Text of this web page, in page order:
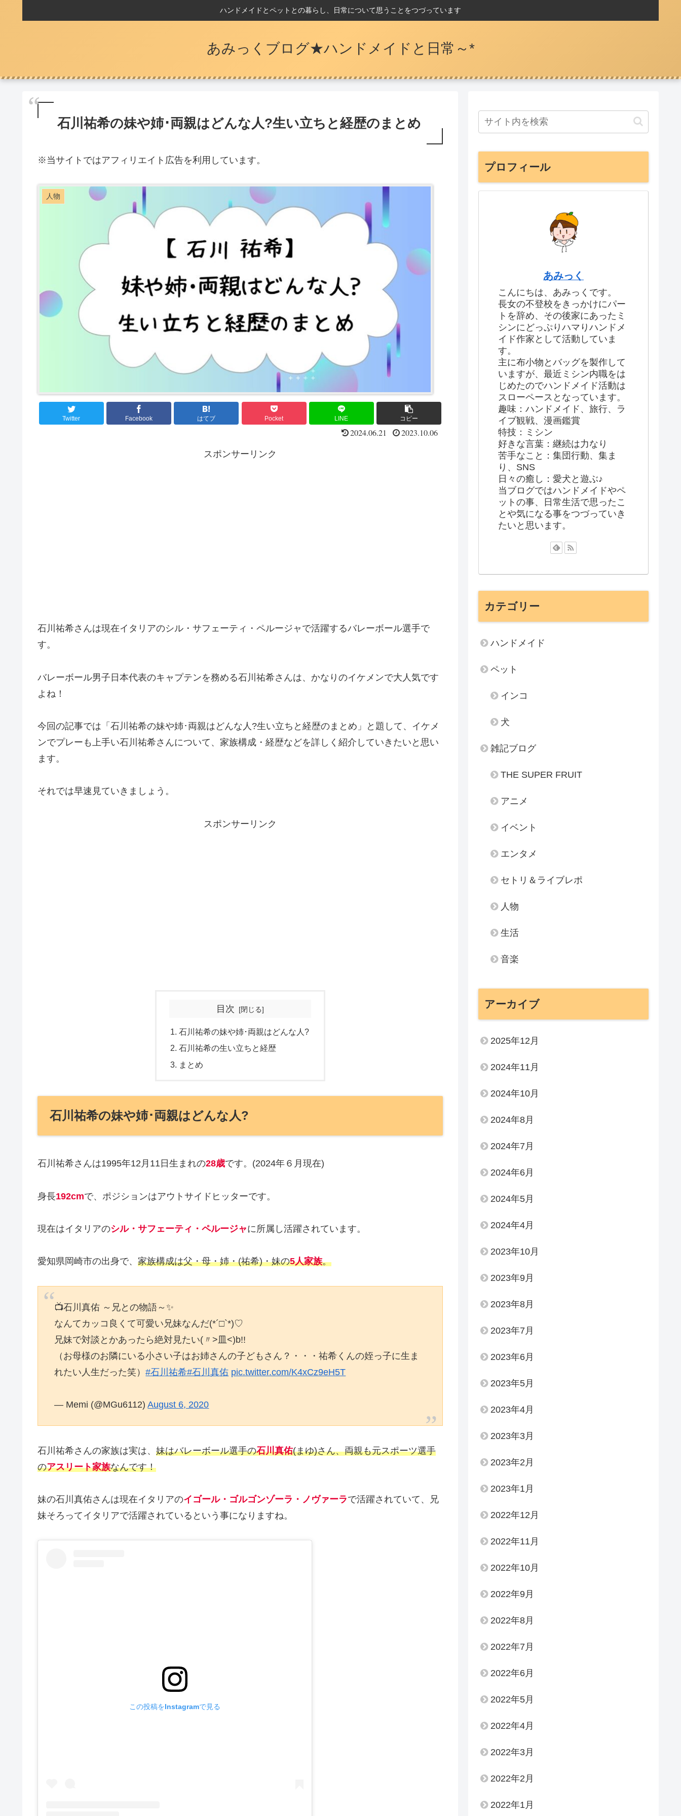
ハンドメイドとペットとの暮らし、日常について思うことをつづっています
あみっくブログ★ハンドメイドと日常～*
石川祐希の妹や姉･両親はどんな人?生い立ちと経歴のまとめ
※当サイトではアフィリエイト広告を利用しています。
人物
Twitter Facebook はてブ Pocket LINE コピー
2024.06.21 2023.10.06
スポンサーリンク
石川祐希さんは現在イタリアのシル・サフェーティ・ペルージャで活躍するバレーボール選手で
す。
バレーボール男子日本代表のキャプテンを務める石川祐希さんは、かなりのイケメンで大人気です
よね！
今回の記事では「石川祐希の妹や姉･両親はどんな人?生い立ちと経歴のまとめ」と題して、イケメ
ンでプレーも上手い石川祐希さんについて、家族構成・経歴などを詳しく紹介していきたいと思い
ます。
それでは早速見ていきましょう。
スポンサーリンク
目次
石川祐希の妹や姉･両親はどんな人?
石川祐希の生い立ちと経歴
まとめ
石川祐希の妹や姉･両親はどんな人?
石川祐希さんは1995年12月11日生まれの28歳です。(2024年６月現在)
身長192cmで、ポジションはアウトサイドヒッターです。
現在はイタリアのシル・サフェーティ・ペルージャに所属し活躍されています。
愛知県岡崎市の出身で、 家族構成は父・母・姉・(祐希)・妹の5人家族。
📺石川真佑 ～兄との物語～✨
なんてカッコ良くて可愛い兄妹なんだ(*´□`*)♡
兄妹で対談とかあったら絶対見たい(〃>皿<)b!!
（お母様のお隣にいる小さい子はお姉さんの子どもさん？・・・祐希くんの姪っ子に生ま
れたい人生だった笑）#石川祐希#石川真佑 pic.twitter.com/K4xCz9eH5T
— Memi (@MGu6112)August 6, 2020
石川祐希さんの家族は実は、 妹はバレーボール選手の石川真佑(まゆ)さん、両親も元スポーツ選手
のアスリート家族なんです！
妹の石川真佑さんは現在イタリアのイゴール・ゴルゴンゾーラ・ノヴァーラで活躍されていて、兄
妹そろってイタリアで活躍されているという事になりますね。
この投稿をInstagramで見る
プロフィール
あみっく
こんにちは、あみっくです。
長女の不登校をきっかけにパー
トを辞め、その後家にあったミ
シンにどっぷりハマりハンドメ
イド作家として活動していま
す。
主に布小物とバッグを製作して
いますが、最近ミシン内職をは
じめたのでハンドメイド活動は
スローペースとなっています。
趣味：ハンドメイド、旅行、ラ
イブ観戦、漫画鑑賞
特技：ミシン
好きな言葉：継続は力なり
苦手なこと：集団行動、集ま
り、SNS
日々の癒し：愛犬と遊ぶ♪
当ブログではハンドメイドやペ
ットの事、日常生活で思ったこ
とや気になる事をつづっていき
たいと思います。
カテゴリー
ハンドメイド
ペット
インコ
犬
雑記ブログ
THE SUPER FRUIT
アニメ
イベント
エンタメ
セトリ＆ライブレポ
人物
生活
音楽
アーカイブ
2025年12月
2024年11月
2024年10月
2024年8月
2024年7月
2024年6月
2024年5月
2024年4月
2023年10月
2023年9月
2023年8月
2023年7月
2023年6月
2023年5月
2023年4月
2023年3月
2023年2月
2023年1月
2022年12月
2022年11月
2022年10月
2022年9月
2022年8月
2022年7月
2022年6月
2022年5月
2022年4月
2022年3月
2022年2月
2022年1月